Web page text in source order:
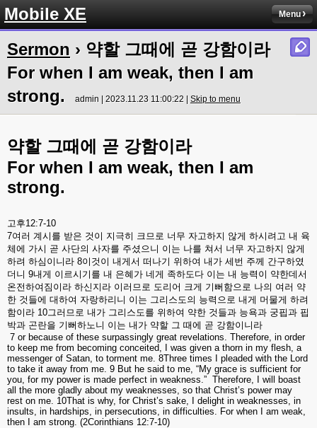
Mobile XE Menu
Sermon › 약할 그때에 곧 강함이라
For when I am weak, then I am
strong.
admin | 2023.11.23 11:00:22 | Skip to menu
약할 그때에 곧 강함이라
For when I am weak, then I am
strong.
고후12:7-10
7여러 계시를 받은 것이 지극히 크므로 너무 자고하지 않게 하시려고 내 육
체에 가시 곧 사단의 사자를 주셨으니 이는 나를 쳐서 너무 자고하지 않게
하려 하심이니라 8이것이 내게서 떠나기 위하여 내가 세번 주께 간구하였
더니 9내게 이르시기를 내 은혜가 네게 족하도다 이는 내 능력이 약한데서
온전하여짐이라 하신지라 이러므로 도리어 크게 기뻐함으로 나의 여러 약
한 것들에 대하여 자랑하리니 이는 그리스도의 능력으로 내게 머물게 하려
함이라 10그러므로 내가 그리스도를 위하여 약한 것들과 능욕과 궁핍과 핍
박과 곤란을 기뻐하노니 이는 내가 약할 그 때에 곧 강함이니라
7 or because of these surpassingly great revelations. Therefore, in order
to keep me from becoming conceited, I was given a thorn in my flesh, a
messenger of Satan, to torment me. 8Three times I pleaded with the Lord
to take it away from me. 9 But he said to me, “My grace is sufficient for
you, for my power is made perfect in weakness.” Therefore, I will boast
all the more gladly about my weaknesses, so that Christ’s power may
rest on me. 10That is why, for Christ’s sake, I delight in weaknesses, in
insults, in hardships, in persecutions, in difficulties. For when I am weak,
then I am strong. (2Corinthians 12:7-10)